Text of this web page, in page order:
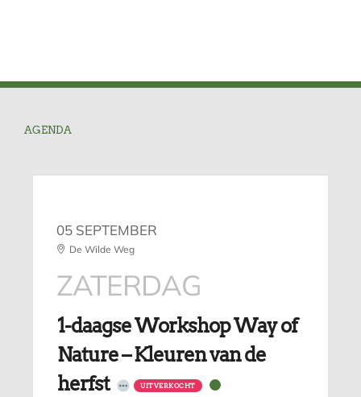
AGENDA
05 SEPTEMBER
De Wilde Weg
ZATERDAG
1-daagse Workshop Way of
Nature – Kleuren van de
herfst
UITVERKOCHT